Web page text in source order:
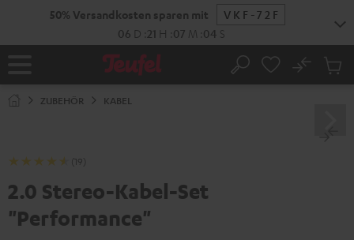
50% Versandkosten sparen mit
VKF-72F
06 D 21 H 07 M 03 S
Startseite Suche
No
ZUBEHÖR KABEL
(19)
2.0 Stereo-Kabel-Set
"Performance"